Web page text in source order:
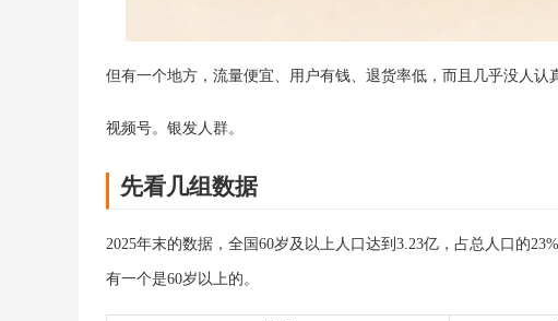
但有一个地方，流量便宜、用户有钱、退货率低，而且几乎没人认
视频号。银发人群。
先看几组数据
2025年末的数据，全国60岁及以上人口达到3.23亿，占总人口的
有一个是60岁以上的。